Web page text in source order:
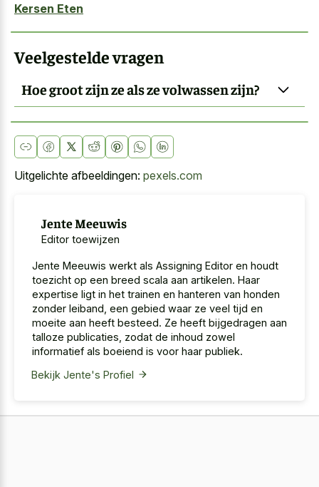
Kersen Eten
Veelgestelde vragen
Hoe groot zijn ze als ze volwassen zijn?
Uitgelichte afbeeldingen: pexels.com
Jente Meeuwis
Editor toewijzen
Jente Meeuwis werkt als Assigning Editor en houdt
toezicht op een breed scala aan artikelen. Haar
expertise ligt in het trainen en hanteren van honden
zonder leiband, een gebied waar ze veel tijd en
moeite aan heeft besteed. Ze heeft bijgedragen aan
talloze publicaties, zodat de inhoud zowel
informatief als boeiend is voor haar publiek.
Bekijk Jente's Profiel